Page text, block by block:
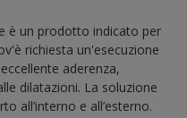
è un prodotto indicato per
richiesta un'esecuzione
aderenza,
dilatazioni. La soluzione
all’interno e all’esterno.